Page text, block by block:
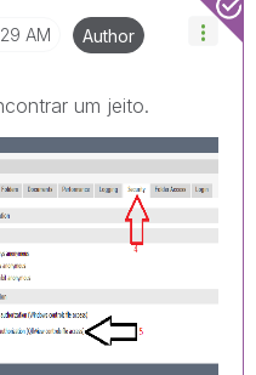
AM Author
um jeito.